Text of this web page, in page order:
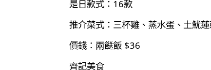
是日款式：16款
推介菜式：三杯雞、蒸水蛋、土魷
價錢：兩餸飯 $36
齊記美食